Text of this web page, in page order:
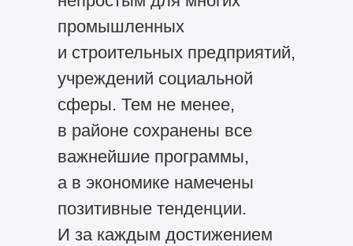
промышленных
и строительных предприятий,
учреждений социальной
сферы. Тем не менее,
в районе сохранены все
важнейшие программы,
а в экономике намечены
позитивные тенденции.
И за каждым достижением